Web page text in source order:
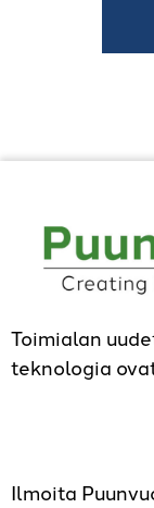
Toimialan
teknologia
Ilmoita